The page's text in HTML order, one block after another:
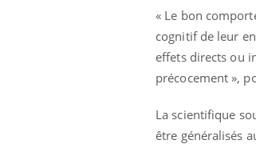
« Le bon
cognitif de leur
effets directs ou
précocement »,
La scientifique
être généralisés